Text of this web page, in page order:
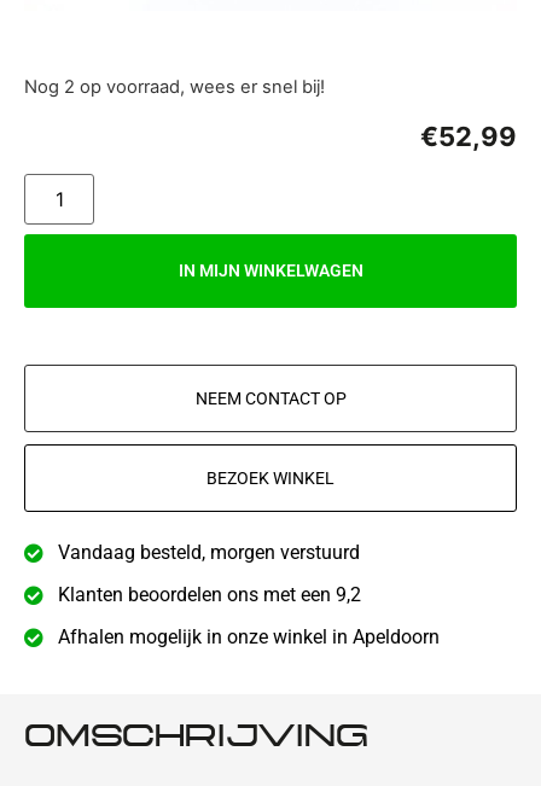
Nog 2 op voorraad, wees er snel bij!
€52,99
IN MIJN WINKELWAGEN
NEEM CONTACT OP
BEZOEK WINKEL
Vandaag besteld, morgen verstuurd
Klanten beoordelen ons met een 9,2
Afhalen mogelijk in onze winkel in Apeldoorn
OMSCHRIJVING